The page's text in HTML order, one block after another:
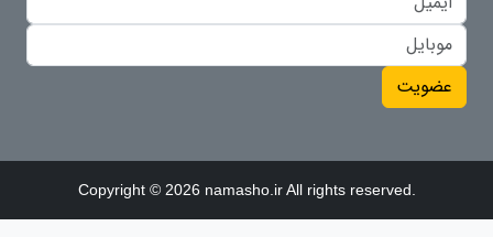
عضویت
Copyright © 2026 namasho.ir All rights reserved.